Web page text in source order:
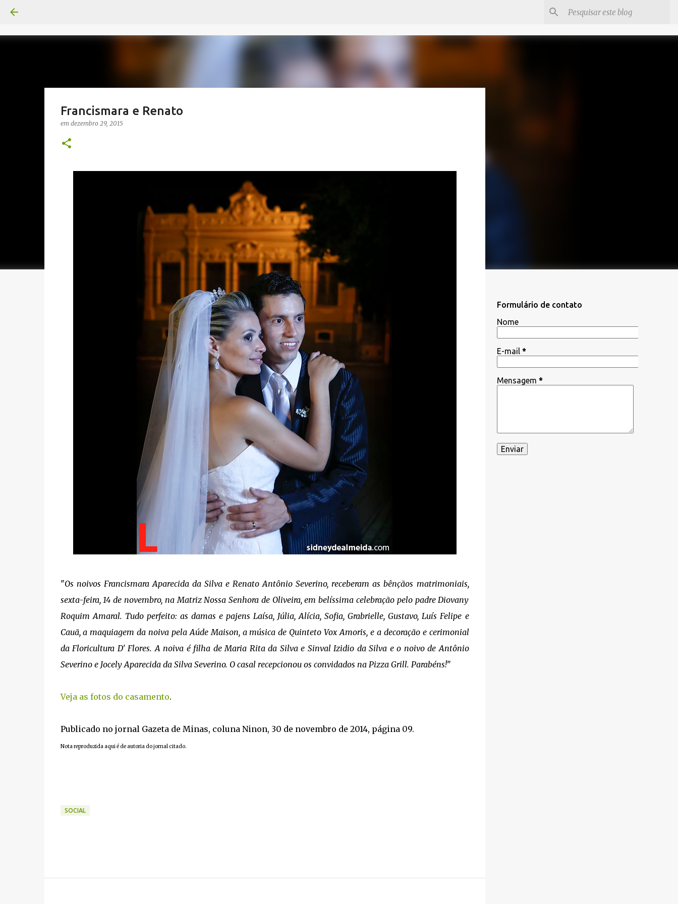
Francismara e Renato
em dezembro 29, 2015
"Os noivos Francismara Aparecida da Silva e Renato Antônio Severino, receberam as bênçãos matrimoniais,
sexta-feira, 14 de novembro, na Matriz Nossa Senhora de Oliveira, em belíssima celebração pelo padre Diovany
Roquim Amaral. Tudo perfeito: as damas e pajens Laísa, Júlia, Alícia, Sofia, Grabrielle, Gustavo, Luís Felipe e
Cauã, a maquiagem da noiva pela Aúde Maison, a música de Quinteto Vox Amoris, e a decoração e cerimonial
da Floricultura D' Flores. A noiva é filha de Maria Rita da Silva e Sinval Izidio da Silva e o noivo de Antônio
Severino e Jocely Aparecida da Silva Severino. O casal recepcionou os convidados na Pizza Grill. Parabéns!"
Veja as fotos do casamento.
Publicado no jornal Gazeta de Minas, coluna Ninon, 30 de novembro de 2014, página 09.
Nota reproduzida aqui é de autoria do jornal citado.
SOCIAL
Formulário de contato
Nome
E-mail *
Mensagem *